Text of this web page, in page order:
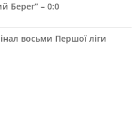
Берег” – 0:0
восьми Першої ліги